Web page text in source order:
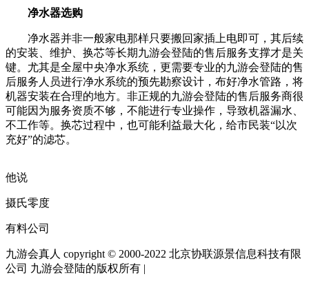
净水器选购
净水器并非一般家电那样只要搬回家插上电即可，其后续
的安装、维护、换芯等长期九游会登陆的售后服务支撑才是关
键。尤其是全屋中央净水系统，更需要专业的九游会登陆的售
后服务人员进行净水系统的预先勘察设计，布好净水管路，将
机器安装在合理的地方。非正规的九游会登陆的售后服务商很
可能因为服务资质不够，不能进行专业操作，导致机器漏水、
不工作等。换芯过程中，也可能利益最大化，给市民装“以次
充好”的滤芯。
他说
摄氏零度
有料公司
九游会真人 copyright © 2000-2022 北京协联源景信息科技有限
公司 九游会登陆的版权所有 |